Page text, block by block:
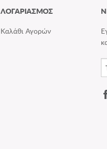
ΛΟΓΑΡΙΑΣΜΟΣ
Καλάθι Αγορών